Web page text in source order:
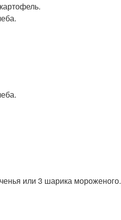
или 3 шарика мороженого.